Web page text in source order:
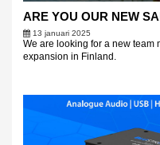
ARE YOU OUR NEW
13 januari 2025
We are looking for a new team
expansion in Finland.